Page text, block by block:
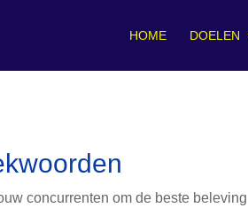
HOME DOELEN
concurrenten om de beste beleving